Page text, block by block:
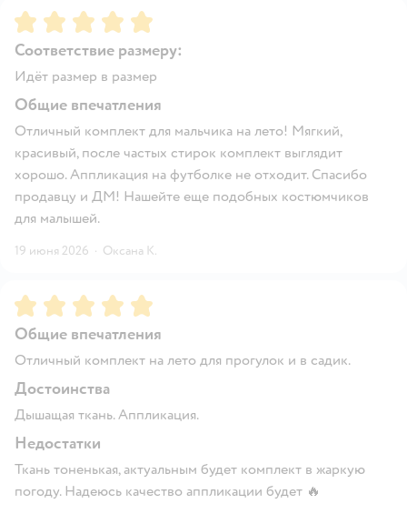
Рейтинг:5
Соответствие размеру:
Идёт размер в размер
Общие впечатления
Отличный комплект для мальчика на лето! Мягкий,
красивый, после частых стирок комплект выглядит
хорошо. Аппликация на футболке не отходит. Спасибо
продавцу и ДМ! Нашейте еще подобных костюмчиков
для малышей.
19 июня 2026 · Оксана К.
Рейтинг:5
Общие впечатления
Отличный комплект на лето для прогулок и в садик.
Достоинства
Дышащая ткань. Аппликация.
Недостатки
Ткань тоненькая, актуальным будет комплект в жаркую
погоду. Надеюсь качество аппликации будет 🔥